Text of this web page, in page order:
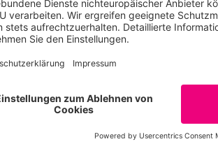
den elementaren Indikatoren für den
vor und sind auch seine
ein intaktes Ökosystem.
sind also ein Hinweis auf die
im Amazonas. Nicht zuletzt
als Bollwerk gegen eine der größten
Bedrohung, die mit Feuer und